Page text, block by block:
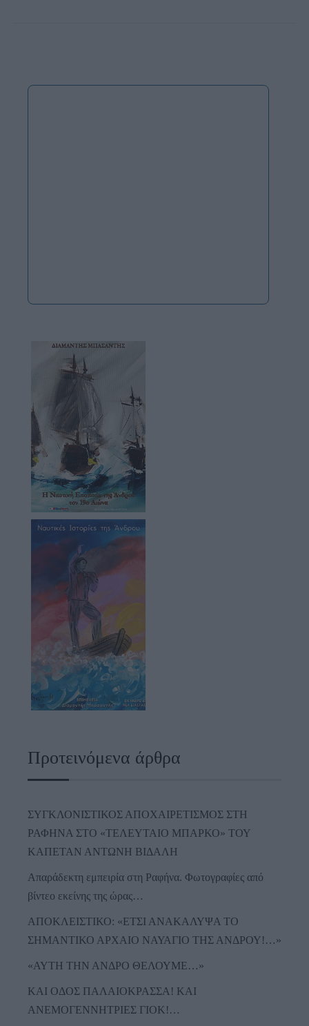
Προτεινόμενα άρθρα
ΣΥΓΚΛΟΝΙΣΤΙΚΟΣ ΑΠΟΧΑΙΡΕΤΙΣΜΟΣ ΣΤΗ
ΡΑΦΗΝΑ ΣΤΟ «ΤΕΛΕΥΤΑΙΟ ΜΠΑΡΚΟ» ΤΟΥ
ΚΑΠΕΤΑΝ ΑΝΤΩΝΗ ΒΙΔΑΛΗ
Απαράδεκτη εμπειρία στη Ραφήνα. Φωτογραφίες από
βίντεο εκείνης της ώρας…
ΑΠΟΚΛΕΙΣΤΙΚΟ: «ΕΤΣΙ ΑΝΑΚΑΛΥΨΑ ΤΟ
ΣΗΜΑΝΤΙΚΟ ΑΡΧΑΙΟ ΝΑΥΑΓΙΟ ΤΗΣ ΑΝΔΡΟΥ!…»
«ΑΥΤΗ ΤΗΝ ΑΝΔΡΟ ΘΕΛΟΥΜΕ…»
ΚΑΙ ΟΔΟΣ ΠΑΛΑIΟΚΡΑΣΣΑ! ΚΑΙ
ΑΝΕΜΟΓΕΝΝΗΤΡΙΕΣ ΓΙΟΚ!…